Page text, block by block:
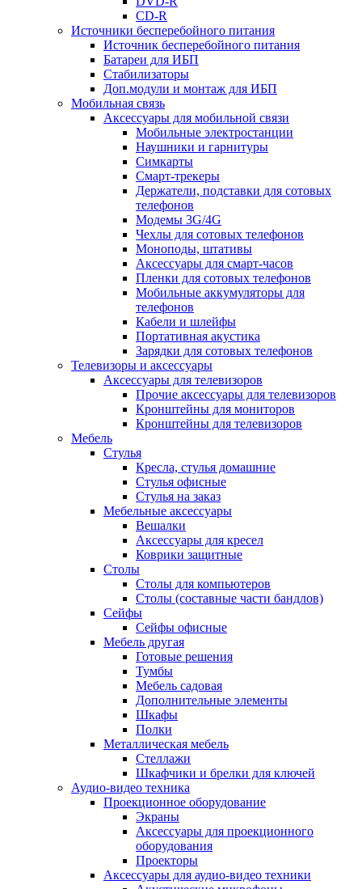
CD-R
Источники бесперебойного питания
Источник бесперебойного питания
Батареи для ИБП
Стабилизаторы
Доп.модули и монтаж для ИБП
Мобильная связь
Аксессуары для мобильной связи
Мобильные электростанции
Наушники и гарнитуры
Симкарты
Смарт-трекеры
Держатели, подставки для сотовых
телефонов
Модемы 3G/4G
Чехлы для сотовых телефонов
Моноподы, штативы
Аксессуары для смарт-часов
Пленки для сотовых телефонов
Мобильные аккумуляторы для
телефонов
Кабели и шлейфы
Портативная акустика
Зарядки для сотовых телефонов
Телевизоры и аксессуары
Аксессуары для телевизоров
Прочие аксессуары для телевизоров
Кронштейны для мониторов
Кронштейны для телевизоров
Мебель
Стулья
Кресла, стулья домашние
Стулья офисные
Стулья на заказ
Мебельные аксессуары
Вешалки
Аксессуары для кресел
Коврики защитные
Столы
Столы для компьютеров
Столы (составные части бандлов)
Сейфы
Сейфы офисные
Мебель другая
Готовые решения
Тумбы
Мебель садовая
Дополнительные элементы
Шкафы
Полки
Металлическая мебель
Стеллажи
Шкафчики и брелки для ключей
Аудио-видео техника
Проекционное оборудование
Экраны
Аксессуары для проекционного
оборудования
Проекторы
Аксессуары для аудио-видео техники